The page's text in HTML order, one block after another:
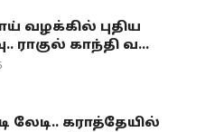
வழக்கில் புதிய
ராகுல் காந்தி வ...
லேடி.. கராத்தேயில்